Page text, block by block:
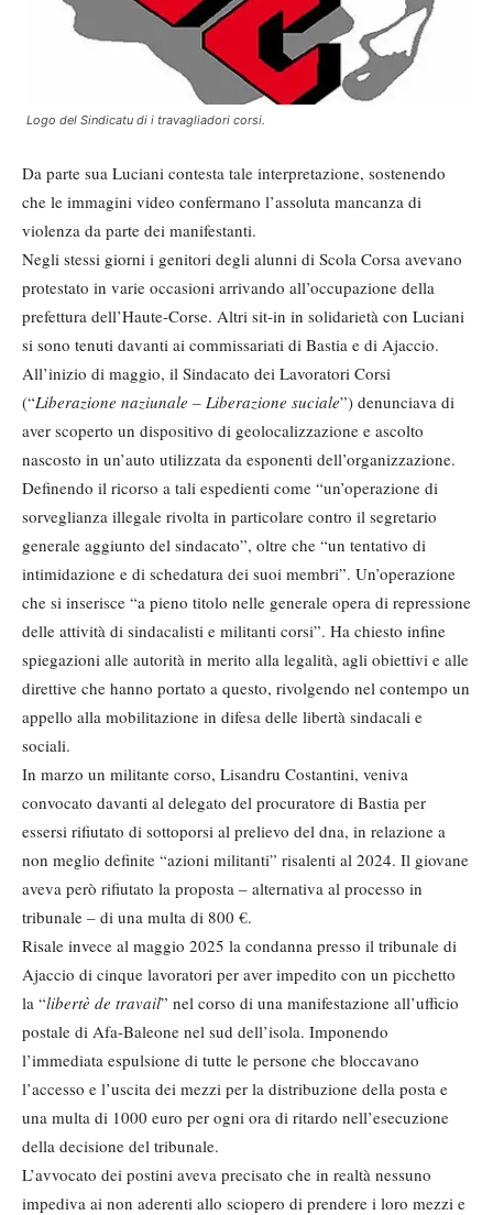
Logo del Sindicatu di i travagliadori corsi.
Da parte sua Luciani contesta tale interpretazione, sostenendo
che le immagini video confermano l’assoluta mancanza di
violenza da parte dei manifestanti.
Negli stessi giorni i genitori degli alunni di Scola Corsa avevano
protestato in varie occasioni arrivando all’occupazione della
prefettura dell’Haute-Corse. Altri sit-in in solidarietà con Luciani
si sono tenuti davanti ai commissariati di Bastia e di Ajaccio.
All’inizio di maggio, il Sindacato dei Lavoratori Corsi
(“Liberazione naziunale – Liberazione suciale”) denunciava di
aver scoperto un dispositivo di geolocalizzazione e ascolto
nascosto in un’auto utilizzata da esponenti dell’organizzazione.
Definendo il ricorso a tali espedienti come “un’operazione di
sorveglianza illegale rivolta in particolare contro il segretario
generale aggiunto del sindacato”, oltre che “un tentativo di
intimidazione e di schedatura dei suoi membri”. Un’operazione
che si inserisce “a pieno titolo nelle generale opera di repressione
delle attività di sindacalisti e militanti corsi”. Ha chiesto infine
spiegazioni alle autorità in merito alla legalità, agli obiettivi e alle
direttive che hanno portato a questo, rivolgendo nel contempo un
appello alla mobilitazione in difesa delle libertà sindacali e
sociali.
In marzo un militante corso, Lisandru Costantini, veniva
convocato davanti al delegato del procuratore di Bastia per
essersi rifiutato di sottoporsi al prelievo del dna, in relazione a
non meglio definite “azioni militanti” risalenti al 2024. Il giovane
aveva però rifiutato la proposta – alternativa al processo in
tribunale – di una multa di 800 €.
Risale invece al maggio 2025 la condanna presso il tribunale di
Ajaccio di cinque lavoratori per aver impedito con un picchetto
la “libertè de travail” nel corso di una manifestazione all’ufficio
postale di Afa-Baleone nel sud dell’isola. Imponendo
l’immediata espulsione di tutte le persone che bloccavano
l’accesso e l’uscita dei mezzi per la distribuzione della posta e
una multa di 1000 euro per ogni ora di ritardo nell’esecuzione
della decisione del tribunale.
L’avvocato dei postini aveva precisato che in realtà nessuno
impediva ai non aderenti allo sciopero di prendere i loro mezzi e